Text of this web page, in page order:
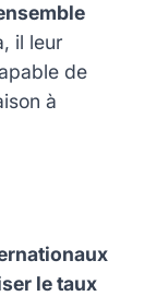
il leur
de
à
le taux